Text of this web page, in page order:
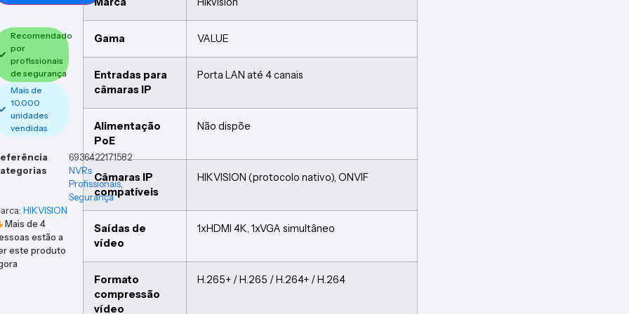
Recomendado
por
profissionais
de segurança
Mais de
10.000
unidades
vendidas
6936422171582
NVRs
Profissionais,
Segurança
HIKVISION
Mais de4
estão a
este produto
Gama VALUE
Entradas para
câmaras IP
Porta LAN até 4 canais
Alimentação
PoE
Não dispõe
Câmaras IP
compatíveis
HIKVISION (protocolo nativo), ONVIF
Saídas de
vídeo
1xHDMI 4K, 1xVGA simultâneo
Formato
compressão
vídeo
H.265+ / H.265 / H.264+ / H.264